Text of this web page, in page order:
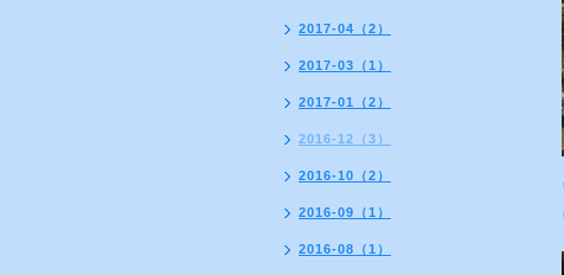
2017-04（2）
2017-03（1）
2017-01（2）
2016-12（3）
2016-10（2）
2016-09（1）
2016-08（1）